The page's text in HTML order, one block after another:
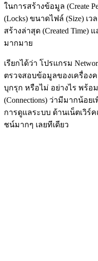
ในการสร้างข้อมูล (Create
(Locks) ขนาดไฟล์ (Size) เว
สร้างล่าสุด (Created
มากมาย
เรียกได้ว่า โปรแกรม
ตรวจสอบข้อมูลของเครื่อง
บุกรุก หรือไม่ อย่างไร พร้
(Connections) ว่ามีมากน้อ
การดูแลระบบ ด้านเน็ตเวิร์
ชน์มากๆ เลยทีเดียว